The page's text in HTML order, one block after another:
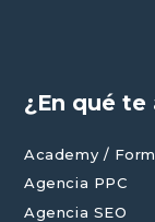
¿En qué te
Academy /
Agencia PPC
Agencia SEO